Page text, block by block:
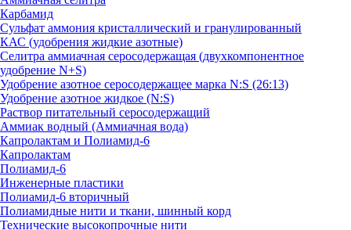
Карбамид
Сульфат аммония кристаллический и гранулированный
КАС (удобрения жидкие азотные)
Селитра аммиачная серосодержащая (двухкомпонентное
удобрение N+S)
Удобрение азотное серосодержащее марка N:S (26:13)
Удобрение азотное жидкое (N:S)
Раствор питательный серосодержащий
Аммиак водный (Аммиачная вода)
Капролактам и Полиамид-6
Капролактам
Полиамид-6
Инженерные пластики
Полиамид-6 вторичный
Полиамидные нити и ткани, шинный корд
Технические высокопрочные нити